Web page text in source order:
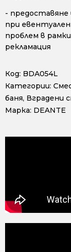
- предоставяне
при
проблем в
рекламация
Код: BDA054L
Категории:
баня, Вградени
Марка: DEANTE